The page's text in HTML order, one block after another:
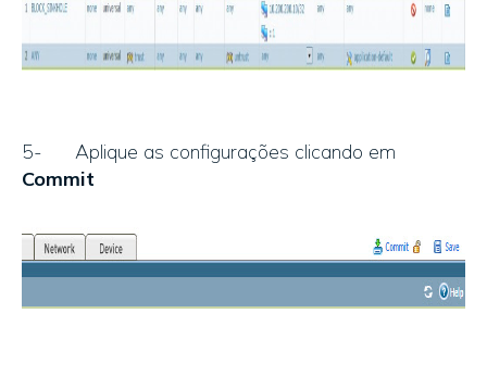
5- Aplique as configurações clicando em
Commit